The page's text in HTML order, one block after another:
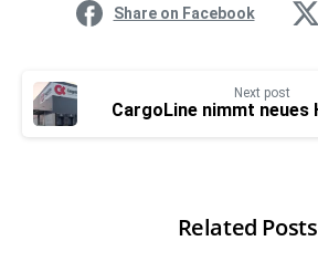
Share on Facebook
Next post
Related Posts